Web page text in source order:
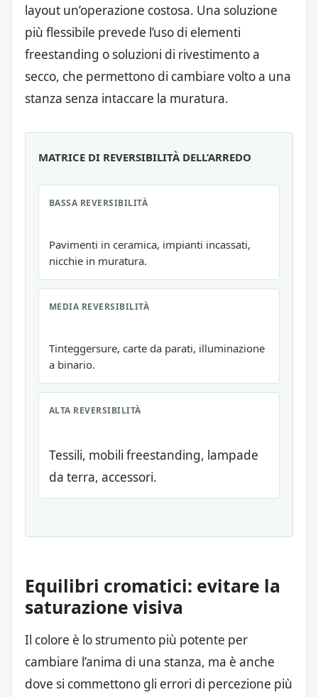
layout un’operazione costosa. Una soluzione
più flessibile prevede l’uso di elementi
freestanding o soluzioni di rivestimento a
secco, che permettono di cambiare volto a una
stanza senza intaccare la muratura.
MATRICE DI REVERSIBILITÀ DELL’ARREDO
BASSA REVERSIBILITÀ
Pavimenti in ceramica, impianti incassati,
nicchie in muratura.
MEDIA REVERSIBILITÀ
Tinteggersure, carte da parati, illuminazione
a binario.
ALTA REVERSIBILITÀ
Tessili, mobili freestanding, lampade
da terra, accessori.
Equilibri cromatici: evitare la
saturazione visiva
Il colore è lo strumento più potente per
cambiare l’anima di una stanza, ma è anche
dove si commettono gli errori di percezione più